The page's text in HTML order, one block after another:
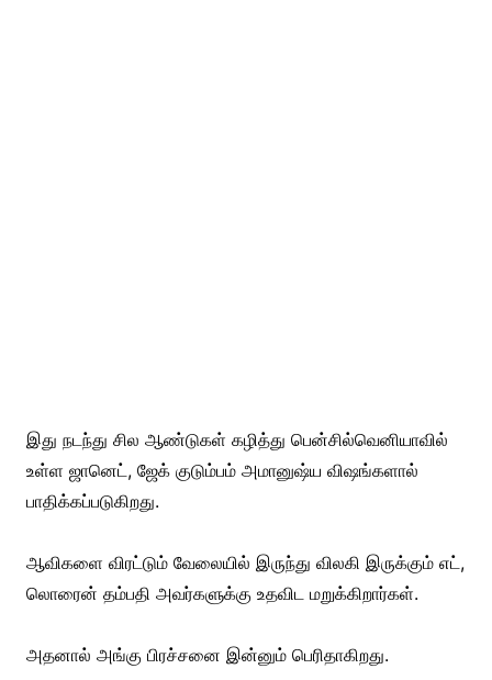
இது நடந்து சில ஆண்டுகள் கழித்து பென்சில்வெனியாவில்
உள்ள ஜானெட், ஜேக் குடும்பம் அமானுஷ்ய விஷங்களால்
பாதிக்கப்படுகிறது.
ஆவிகளை விரட்டும் வேலையில் இருந்து விலகி இருக்கும் எட்,
லொரைன் தம்பதி அவர்களுக்கு உதவிட மறுக்கிறார்கள்.
அதனால் அங்கு பிரச்சனை இன்னும் பெரிதாகிறது.